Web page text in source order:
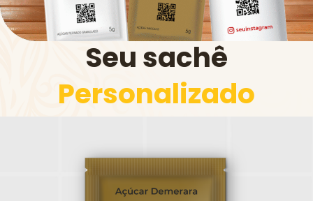
Seu sachê
Personalizado